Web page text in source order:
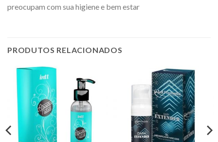
preocupam com sua higiene e bem estar
PRODUTOS RELACIONADOS